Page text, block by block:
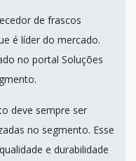
de frascos
é líder do mercado.
no portal Soluções
deve sempre ser
no segmento. Esse
e durabilidade